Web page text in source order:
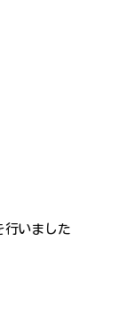
行いました